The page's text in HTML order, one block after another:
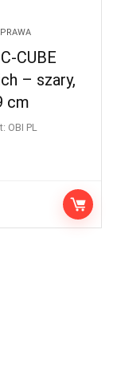
CUBE
– szary,
cm
OBI PL